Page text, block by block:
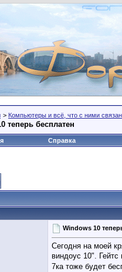
> Компьютеры и всё, что с ними
теперь бесплатен
Справка
Windows 10
Сегодня на моей
виндоус 10". Гейтс
7ка тоже будет